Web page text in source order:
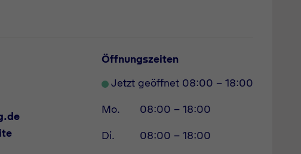
Öffnungszeiten
Jetzt geöffnet 08:00 - 18:00
Mo. 08:00 - 18:00
Di. 08:00 - 18:00